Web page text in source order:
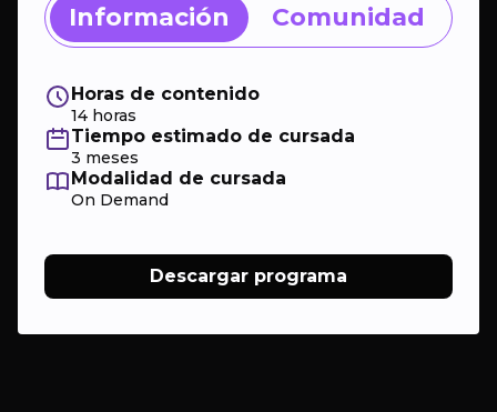
Información Comunidad
Horas de contenido
14 horas
Tiempo estimado de cursada
3 meses
Modalidad de cursada
On Demand
Descargar programa